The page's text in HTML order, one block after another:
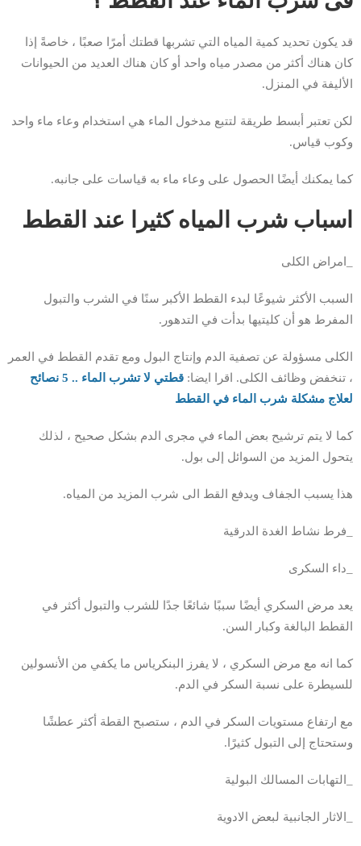
قد يكون تحديد كمية المياه التي تشربها قطتك أمرًا صعبًا ، خاصةً إذا
كان هناك أكثر من مصدر مياه واحد أو كان هناك العديد من الحيوانات
الأليفة في المنزل.
لكن تعتبر أبسط طريقة لتتبع مدخول الماء هي استخدام وعاء ماء واحد
وكوب قياس.
كما يمكنك أيضًا الحصول على وعاء ماء به قياسات على جانبه.
اسباب شرب المياه كثيرا عند القطط
_امراض الكلى
السبب الأكثر شيوعًا لبدء القطط الأكبر سنًا في الشرب والتبول
المفرط هو أن كليتيها بدأت في التدهور.
الكلى مسؤولة عن تصفية الدم وإنتاج البول ومع تقدم القطط في العمر
، تنخفض وظائف الكلى. اقرا ايضا:
قطتي لا تشرب الماء .. 5 نصائح
لعلاج مشكلة شرب الماء في القطط
كما لا يتم ترشيح بعض الماء في مجرى الدم بشكل صحيح ، لذلك
يتحول المزيد من السوائل إلى بول.
هذا يسبب الجفاف ويدفع القط الى شرب المزيد من المياه.
_فرط نشاط الغدة الدرقية
_داء السكرى
يعد مرض السكري أيضًا سببًا شائعًا جدًا للشرب والتبول أكثر في
القطط البالغة وكبار السن.
كما انه مع مرض السكري ، لا يفرز البنكرياس ما يكفي من الأنسولين
للسيطرة على نسبة السكر في الدم.
مع ارتفاع مستويات السكر في الدم ، ستصبح القطة أكثر عطشًا
وستحتاج إلى التبول كثيرًا.
_التهابات المسالك البولية
_الاثار الجانبية لبعض الادوية